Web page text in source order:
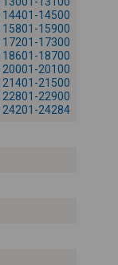
-
14401-14500
15801-15900
17201-17300
18601-18700
20001-20100
21401-21500
22801-22900
24201-24284